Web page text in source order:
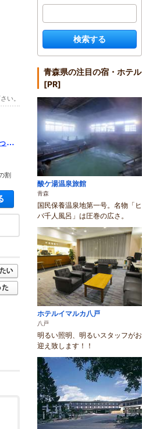
い。
く
割
空き状況・料金を見る
検索する
青森県の注目の宿・ホテル
[PR]
酸ケ湯温泉旅館
青森
国民保養温泉地第一号。名物「ヒ
バ千人風呂」は圧巻の広さ。
ホテルイマルカ八戸
八戸
明るい照明、明るいスタッフがお
迎え致します！！